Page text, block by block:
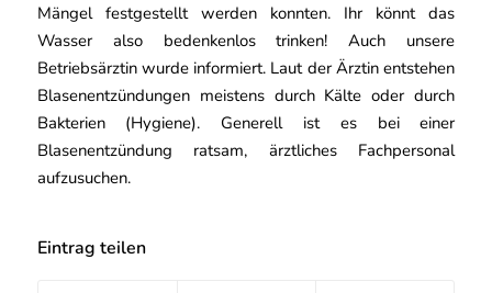
Mängel festgestellt werden konnten. Ihr könnt das
Wasser also bedenkenlos trinken! Auch unsere
Betriebsärztin wurde informiert. Laut der Ärztin entstehen
Blasenentzündungen meistens durch Kälte oder durch
Bakterien (Hygiene). Generell ist es bei einer
Blasenentzündung ratsam, ärztliches Fachpersonal
aufzusuchen.
Eintrag teilen